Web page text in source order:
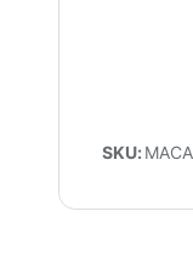
SKU: